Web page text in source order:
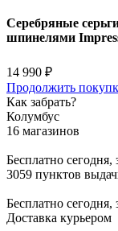
Серебряные
шпинелями
14 990 ₽
Продолжить
Как забрать?
Колумбус
16 магазинов
Бесплатно сегодня,
3059 пунктов
Бесплатно сегодня,
Доставка курьером